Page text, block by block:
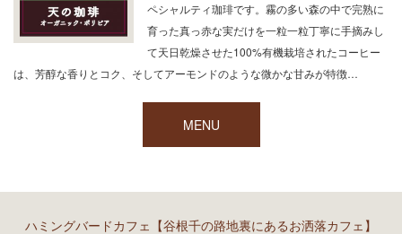
ペシャルティ珈琲です。霧の多い森の中で完熟に
育った真っ赤な実だけを一粒一粒丁寧に手摘みし
て天日乾燥させた100%有機栽培されたコーヒー
は、芳醇な香りとコク、そしてアーモンドのような微かな甘みが特徴…
MENU
ハミングバードカフェ【谷根千の路地裏にあるお洒落カフェ】